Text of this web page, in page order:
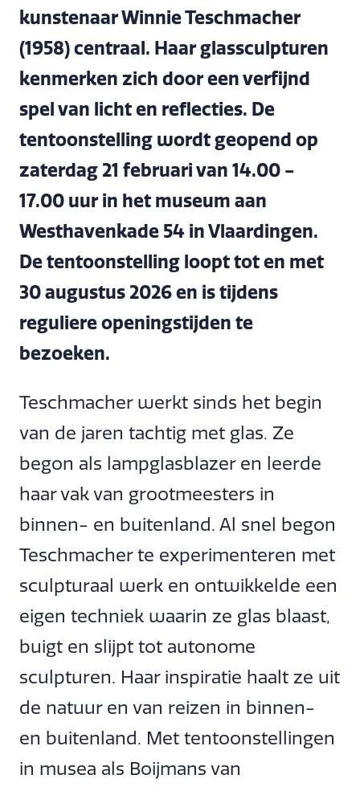
kunstenaar Winnie Teschmacher
(1958) centraal. Haar glassculpturen
kenmerken zich door een verfijnd
spel van licht en reflecties. De
tentoonstelling wordt geopend op
zaterdag 21 februari van 14.00 -
17.00 uur in het museum aan
Westhavenkade 54 in Vlaardingen.
De tentoonstelling loopt tot en met
30 augustus 2026 en is tijdens
reguliere openingstijden te
bezoeken.
Teschmacher werkt sinds het begin
van de jaren tachtig met glas. Ze
begon als lampglasblazer en leerde
haar vak van grootmeesters in
binnen- en buitenland. Al snel begon
Teschmacher te experimenteren met
sculpturaal werk en ontwikkelde een
eigen techniek waarin ze glas blaast,
buigt en slijpt tot autonome
sculpturen. Haar inspiratie haalt ze uit
de natuur en van reizen in binnen-
en buitenland. Met tentoonstellingen
in musea als Boijmans van